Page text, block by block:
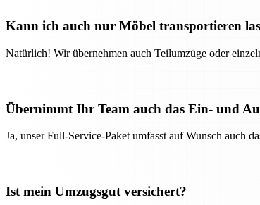
Kann ich auch nur Möbel transportieren
Natürlich! Wir übernehmen auch Teilumzüge oder
Übernimmt Ihr Team auch das Ein- und
Ja, unser Full-Service-Paket umfasst auf Wunsch auch
Ist mein Umzugsgut versichert?